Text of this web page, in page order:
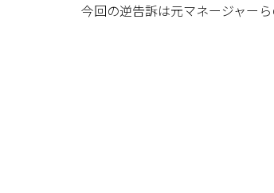
今回の逆告訴は元マネージャー